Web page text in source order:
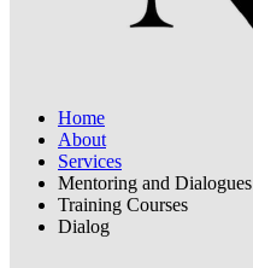
Home
About
Services
Mentoring and Dialogues
Training Courses
Dialog